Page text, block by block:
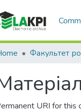
URI for this